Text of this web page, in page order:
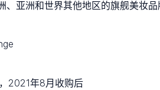
亚洲和世界其他地区的旗舰美妆
2021年8月收购后